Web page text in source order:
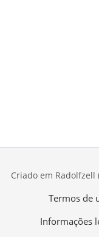
Criado em Radolfzell
Termos de
Informações